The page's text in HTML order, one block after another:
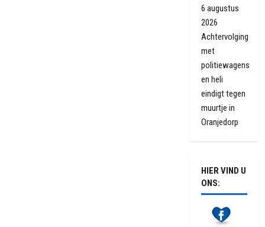
6 augustus
2026
Achtervolging
met
politiewagens
en heli
eindigt tegen
muurtje in
Oranjedorp
HIER VIND U
ONS: